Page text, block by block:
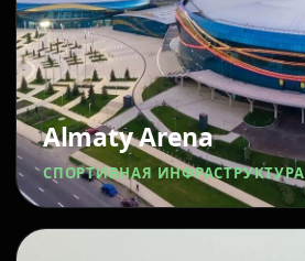
Almaty Arena
СПОРТИВНАЯ ИНФРАСТРУКТУРА